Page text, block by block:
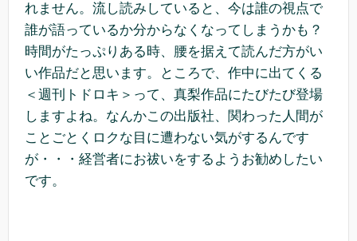
れません。流し読みしていると、今は誰の視点で
誰が語っているか分からなくなってしまうかも？
時間がたっぷりある時、腰を据えて読んだ方がい
い作品だと思います。ところで、作中に出てくる
＜週刊トドロキ＞って、真梨作品にたびたび登場
しますよね。なんかこの出版社、関わった人間が
ことごとくロクな目に遭わない気がするんです
が・・・経営者にお祓いをするようお勧めしたい
です。